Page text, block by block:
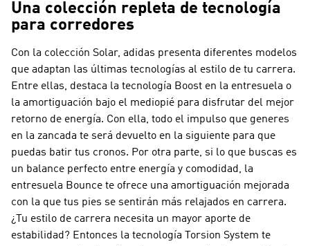
Una colección repleta de tecnología
para corredores
Con la colección Solar, adidas presenta diferentes modelos
que adaptan las últimas tecnologías al estilo de tu carrera.
Entre ellas, destaca la tecnología Boost en la entresuela o
la amortiguación bajo el mediopié para disfrutar del mejor
retorno de energía. Con ella, todo el impulso que generes
en la zancada te será devuelto en la siguiente para que
puedas batir tus cronos. Por otra parte, si lo que buscas es
un balance perfecto entre energía y comodidad, la
entresuela Bounce te ofrece una amortiguación mejorada
con la que tus pies se sentirán más relajados en carrera.
¿Tu estilo de carrera necesita un mayor aporte de
estabilidad? Entonces la tecnología Torsion System te